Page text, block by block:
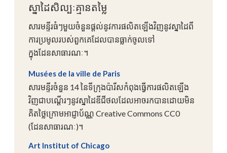
ស្នាដៃសិល្បៈគ្មានតម្លៃ
សារមន្ទីរធំៗមួយចំនួនផ្តល់នូវការផលិតឡើងវិញនូវស្នាដៃពី
ការប្រមូលរបស់ពួកគេដែលបានធ្លាក់ចូលទៅ
ក្នុងដែនសាធារណៈ។
Musées de la ville de Paris
សារមន្ទីរចំនួន 14 នៃទីក្រុងប៉ារីសកំពុងធ្វើការផលិតឡើង
វិញជាបណ្តើរៗនូវស្នាដៃឌីជីថលដែលអាចរកបានដោយមិន
គិតថ្លៃក្រោមអាជ្ញាប័ណ្ណ Creative Commons CC0
(ដែនសាធារណៈ)។
Art Institut of Chicago